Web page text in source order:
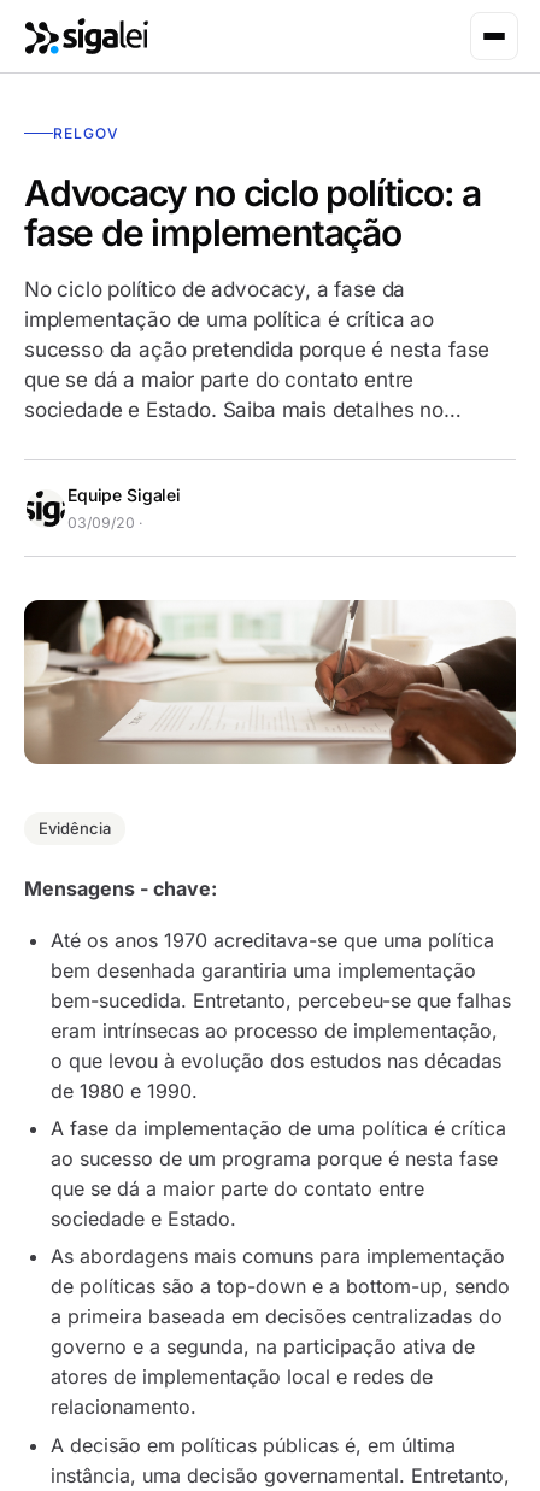
RELGOV
Advocacy no ciclo político: a
fase de implementação
No ciclo político de advocacy, a fase da
implementação de uma política é crítica ao
sucesso da ação pretendida porque é nesta fase
que se dá a maior parte do contato entre
sociedade e Estado. Saiba mais detalhes no…
Equipe Sigalei
03/09/20 ·
Evidência
Mensagens - chave:
Até os anos 1970 acreditava-se que uma política
bem desenhada garantiria uma implementação
bem-sucedida. Entretanto, percebeu-se que falhas
eram intrínsecas ao processo de implementação,
o que levou à evolução dos estudos nas décadas
de 1980 e 1990.
A fase da implementação de uma política é crítica
ao sucesso de um programa porque é nesta fase
que se dá a maior parte do contato entre
sociedade e Estado.
As abordagens mais comuns para implementação
de políticas são atop-down e a bottom-up, sendo
a primeira baseada em decisões centralizadas do
governo e a segunda, na participação ativa de
atores de implementação local e redes de
relacionamento.
A decisão em políticas públicas é, em última
instância, uma decisão governamental. Entretanto,